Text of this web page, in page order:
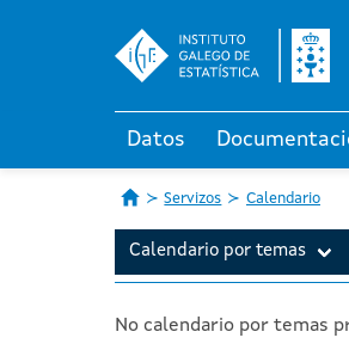
Datos
Servizos Calendario
Calendario por temas
No calendario por temas